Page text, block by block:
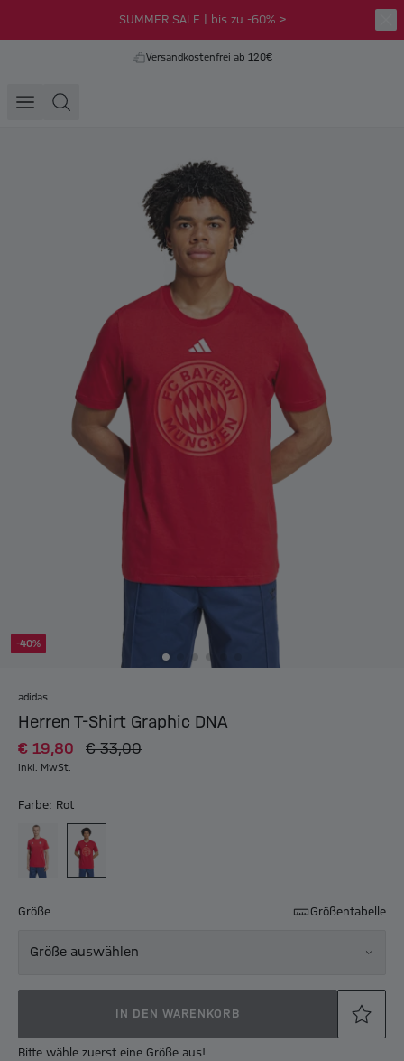
SUMMER SALE | bis zu -60% >
Versandkostenfrei ab 120€
-40%
adidas
Herren T-Shirt Graphic DNA
€ 19,80 € 33,00
inkl. MwSt.
Farbe: Rot
Größe Größentabelle
Größe auswählen
IN DEN WARENKORB
Bitte wähle zuerst eine Größe aus!